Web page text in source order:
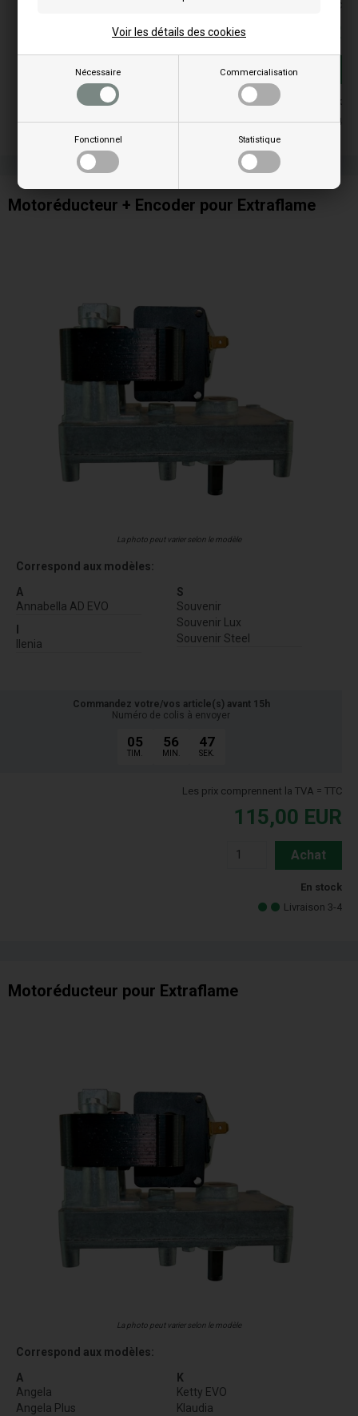
Nécessaire Commercialisation
Fonctionnel Statistique
Voir les détails des cookies
Les prix comprennent la TVA = TTC
109,00
Achat
En stock
Livraison 3-4
Motoréducteur + Encoder pour Extraflame
La photo peut varier selon le modèle
Correspond aux modèles:
A
Annabella AD EVO
Ilenia
S
Souvenir
Souvenir Lux
Souvenir Steel
Commandez votre/vos article(s) avant 15h
Numéro de colis à envoyer
05
TIM.
56
MIN.
46
SEK.
Les prix comprennent la TVA = TTC
115,00 EUR
Achat
En stock
Livraison 3-4
Motoréducteur pour Extraflame
La photo peut varier selon le modèle
Correspond aux modèles:
A
Angela
Angela Plus
K
Ketty EVO
Klaudia